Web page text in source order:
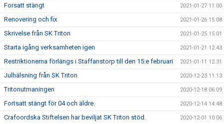
Forsatt stängt 2021-01-27 11:00
Renovering och fix 2021-01-26 15:08
Skrivelse från SK Triton 2021-01-25 15:01
Starta igång verksamheten igen 2021-01-21 12:43
Restriktionerna förlängs i Staffanstorp till den 15:e februari 2021-01-11 12:31
Julhälsning från SK Triton 2020-12-23 11:13
Tritonutmaningen 2020-12-18 06:09
Fortsatt stängt för 04 och äldre. 2020-12-14 14:48
Crafoordska Stiftelsen har beviljat SK Triton stöd. 2020-12-01 10:06